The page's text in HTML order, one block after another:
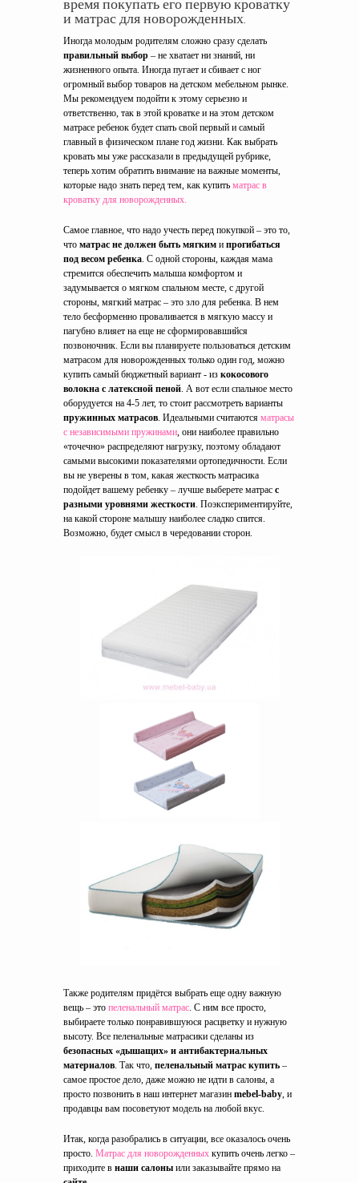
и матрас для новорожденных.
Иногда молодым родителям сложно сразу сделать
правильный выбор – не хватает ни знаний, ни
жизненного опыта. Иногда пугает и сбивает с ног
огромный выбор товаров на детском мебельном рынке.
Мы рекомендуем подойти к этому серьезно и
ответственно, так в этой кроватке и на этом детском
матрасе ребенок будет спать свой первый и самый
главный в физическом плане год жизни. Как выбрать
кровать мы уже рассказали в предыдущей рубрике,
теперь хотим обратить внимание на важные моменты,
которые надо знать перед тем, как купить матрас в
кроватку для новорожденных.
Самое главное, что надо учесть перед покупкой – это то,
что матрас не должен быть мягким и прогибаться
под весом ребенка. С одной стороны, каждая мама
стремится обеспечить малыша комфортом и
задумывается о мягком спальном месте, с другой
стороны, мягкий матрас – это зло для ребенка. В нем
тело бесформенно проваливается в мягкую массу и
пагубно влияет на еще не сформировавшийся
позвоночник. Если вы планируете пользоваться детским
матрасом для новорожденных только один год, можно
купить самый бюджетный вариант - из кокосового
волокна с латексной пеной. А вот если спальное место
оборудуется на 4-5 лет, то стоит рассмотреть варианты
пружинных матрасов. Идеальными считаются матрасы
с независимыми пружинами, они наиболее правильно
«точечно» распределяют нагрузку, поэтому обладают
самыми высокими показателями ортопедичности. Если
вы не уверены в том, какая жесткость матрасика
подойдет вашему ребенку – лучше выберете матрас с
разными уровнями жесткости. Поэкспериментируйте,
на какой стороне малышу наиболее сладко спится.
Возможно, будет смысл в чередовании сторон.
Также родителям придётся выбрать еще одну важную
вещь – это пеленальный матрас. С ним все просто,
выбираете только понравившуюся расцветку и нужную
высоту. Все пеленальные матрасики сделаны из
безопасных «дышащих» и антибактериальных
материалов. Так что, пеленальный матрас купить –
самое простое дело, даже можно не идти в салоны, а
просто позвонить в наш интернет магазин mebel-baby, и
продавцы вам посоветуют модель на любой вкус.
Итак, когда разобрались в ситуации, все оказалось очень
просто. Матрас для новорожденных купить очень легко –
приходите в наши салоны или заказывайте прямо на